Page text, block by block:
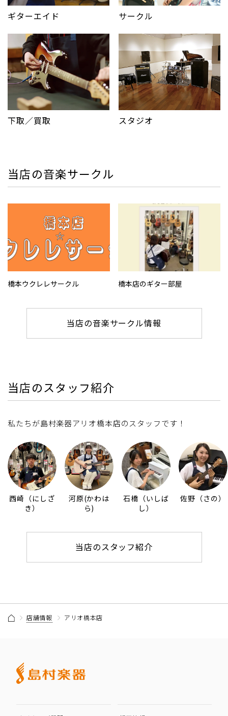
ギターエイド サークル
下取／買取 スタジオ
当店の音楽サークル
橋本ウクレレサークル 橋本店のギター部屋
当店の音楽サークル情報
当店のスタッフ紹介
私たちが島村楽器アリオ橋本店のスタッフです！
西崎（にしざ
き）
河原(かわは
ら)
石橋（いしば
し）
佐野（さの）
当店のスタッフ紹介
店舗情報 アリオ橋本店